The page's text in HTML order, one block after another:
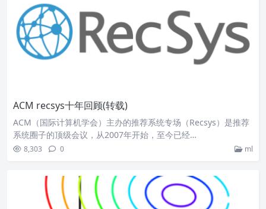
ACM recsys十年回顾(转载)
ACM（国际计算机学会）主办的推荐系统专场（Recsys）是推荐
系统圈子的顶级会议，从2007年开始，至今已经…
8,303 0 ml